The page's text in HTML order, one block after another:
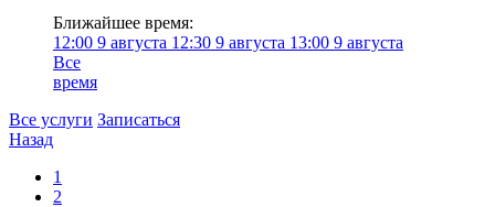
Ближайшее время:
12:00 9 августа 12:30 9 августа 13:00 9 августа
Все
время
Все услуги Записаться
Назад
1
2